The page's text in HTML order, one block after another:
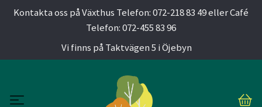
Kontakta oss på Växthus Telefon: 072-218 83 49 eller Café
Telefon: 072-455 83 96
Vi finns på Taktvägen 5 i Öjebyn